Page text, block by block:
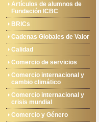
Artículos de alumnos de
Fundación ICBC
BRICs
Cadenas Globales de Valor
Calidad
Comercio de servicios
Comercio internacional y
cambio climático
Comercio internacional y
crisis mundial
Comercio y Género